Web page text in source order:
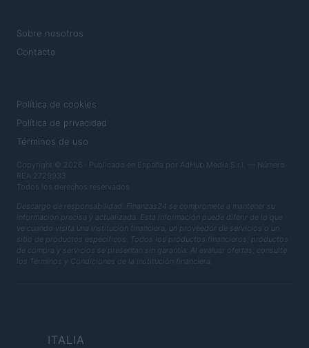
Sobre nosotros
Contacto
Política de cookies
Política de privacidad
Términos de uso
Copyright © 2026 · Publicado en España por AdHub Media S.r.l. — Número
REA 2729933
Todos los derechos reservados
Descargo de responsabilidad: Finanzas24 se compromete a mantener su
información precisa y actualizada. Esta información puede diferir de lo que
ve cuando visita una institución financiera, un proveedor de servicios o un
sitio de productos específicos. Todos los productos financieros, productos
de compra y servicios se presentan sin garantía. Al evaluar ofertas, consulte
los Términos y Condiciones de la institución financiera.
ITALIA